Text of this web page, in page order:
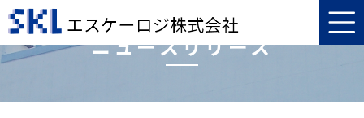
ニュースリリース